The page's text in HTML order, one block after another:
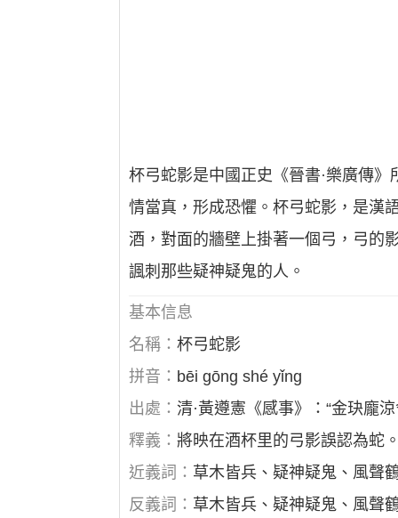
杯弓蛇影是中國正史《晉書·樂廣傳
情當真，形成恐懼。杯弓蛇影，是漢
酒，對面的牆壁上掛著一個弓，弓的
諷刺那些疑神疑鬼的人。
基本信息
名稱：杯弓蛇影
拼音： bēi gōng shé yǐng
出處：清·黃遵憲《感事》：“金玦龐
釋義：將映在酒杯里的弓影誤認為蛇
近義詞： 草木皆兵、疑神疑鬼、風聲
反義詞： 草木皆兵、疑神疑鬼、風聲